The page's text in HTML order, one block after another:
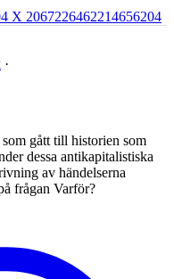
X 2067226462214656204
·
gått till historien som
dessa antikapitalistiska
av händelserna
frågan Varför?